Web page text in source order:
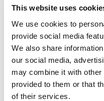
This website uses
We use cookies to
provide social media
We also share
our social media,
may combine it with other
provided to them or that
of their services.
HACKETT
PROFITEZ DE10%DE
ACHAT